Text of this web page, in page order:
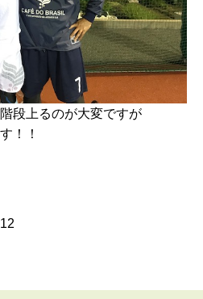
段上るのが大変ですが
！！